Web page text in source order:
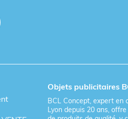
Objets publicitaires
BCL Concept, expert en
Lyon depuis 20 ans,